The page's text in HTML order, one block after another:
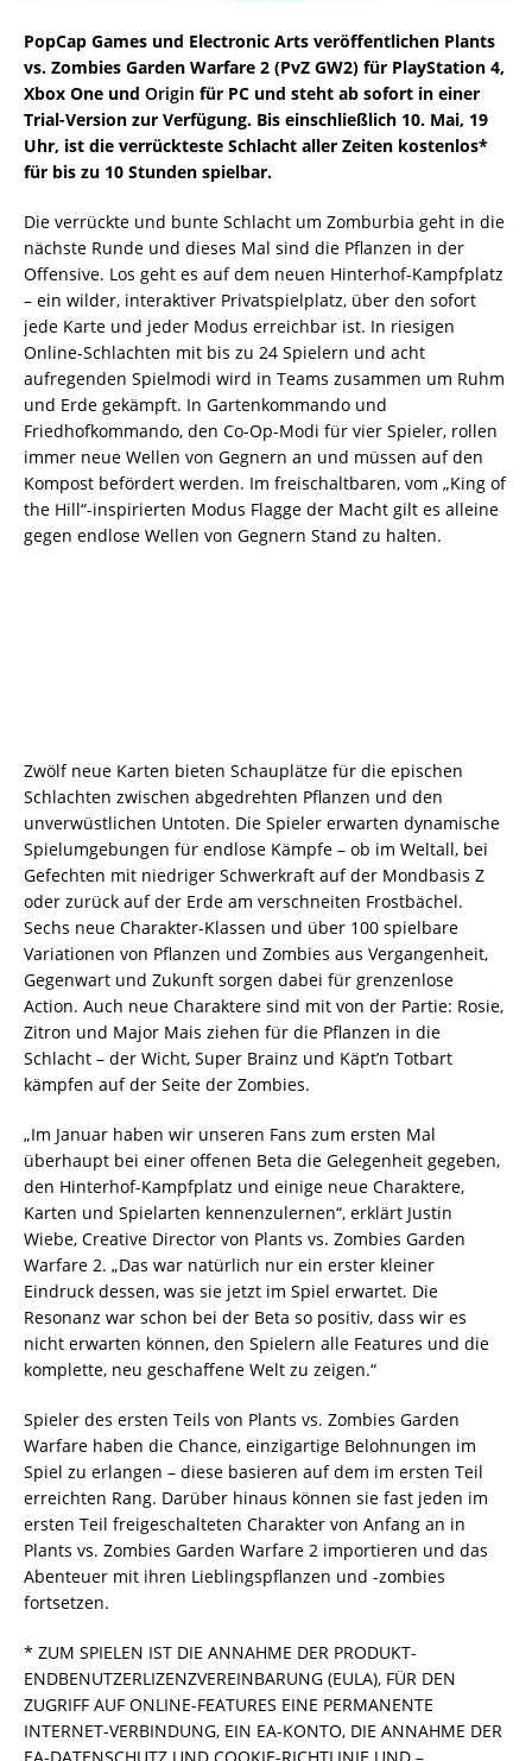
PopCap Games und Electronic Arts veröffentlichen Plants
vs. Zombies Garden Warfare 2 (PvZ GW2) für PlayStation 4,
Xbox One und Origin für PC und steht ab sofort in einer
Trial-Version zur Verfügung. Bis einschließlich 10. Mai, 19
Uhr, ist die verrückteste Schlacht aller Zeiten kostenlos*
für bis zu 10 Stunden spielbar.
Die verrückte und bunte Schlacht um Zomburbia geht in die
nächste Runde und dieses Mal sind die Pflanzen in der
Offensive. Los geht es auf dem neuen Hinterhof-Kampfplatz
– ein wilder, interaktiver Privatspielplatz, über den sofort
jede Karte und jeder Modus erreichbar ist. In riesigen
Online-Schlachten mit bis zu 24 Spielern und acht
aufregenden Spielmodi wird in Teams zusammen um Ruhm
und Erde gekämpft. In Gartenkommando und
Friedhofkommando, den Co-Op-Modi für vier Spieler, rollen
immer neue Wellen von Gegnern an und müssen auf den
Kompost befördert werden. Im freischaltbaren, vom „King of
the Hill“-inspirierten Modus Flagge der Macht gilt es alleine
gegen endlose Wellen von Gegnern Stand zu halten.
Zwölf neue Karten bieten Schauplätze für die epischen
Schlachten zwischen abgedrehten Pflanzen und den
unverwüstlichen Untoten. Die Spieler erwarten dynamische
Spielumgebungen für endlose Kämpfe – ob im Weltall, bei
Gefechten mit niedriger Schwerkraft auf der Mondbasis Z
oder zurück auf der Erde am verschneiten Frostbächel.
Sechs neue Charakter-Klassen und über 100 spielbare
Variationen von Pflanzen und Zombies aus Vergangenheit,
Gegenwart und Zukunft sorgen dabei für grenzenlose
Action. Auch neue Charaktere sind mit von der Partie: Rosie,
Zitron und Major Mais ziehen für die Pflanzen in die
Schlacht – der Wicht, Super Brainz und Käpt’n Totbart
kämpfen auf der Seite der Zombies.
„Im Januar haben wir unseren Fans zum ersten Mal
überhaupt bei einer offenen Beta die Gelegenheit gegeben,
den Hinterhof-Kampfplatz und einige neue Charaktere,
Karten und Spielarten kennenzulernen“, erklärt Justin
Wiebe, Creative Director von Plants vs. Zombies Garden
Warfare 2. „Das war natürlich nur ein erster kleiner
Eindruck dessen, was sie jetzt im Spiel erwartet. Die
Resonanz war schon bei der Beta so positiv, dass wir es
nicht erwarten können, den Spielern alle Features und die
komplette, neu geschaffene Welt zu zeigen.“
Spieler des ersten Teils von Plants vs. Zombies Garden
Warfare haben die Chance, einzigartige Belohnungen im
Spiel zu erlangen – diese basieren auf dem im ersten Teil
erreichten Rang. Darüber hinaus können sie fast jeden im
ersten Teil freigeschalteten Charakter von Anfang an in
Plants vs. Zombies Garden Warfare 2 importieren und das
Abenteuer mit ihren Lieblingspflanzen und -zombies
fortsetzen.
* ZUM SPIELEN IST DIE ANNAHME DER PRODUKT-
ENDBENUTZERLIZENZVEREINBARUNG (EULA), FÜR DEN
ZUGRIFF AUF ONLINE-FEATURES EINE PERMANENTE
INTERNET-VERBINDUNG, EIN EA-KONTO, DIE ANNAHME DER